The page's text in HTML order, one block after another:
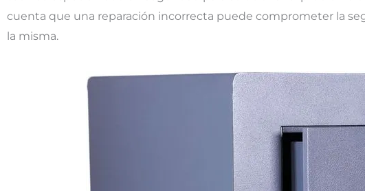
cuenta que una reparación incorrecta puede comprometer la
la misma.